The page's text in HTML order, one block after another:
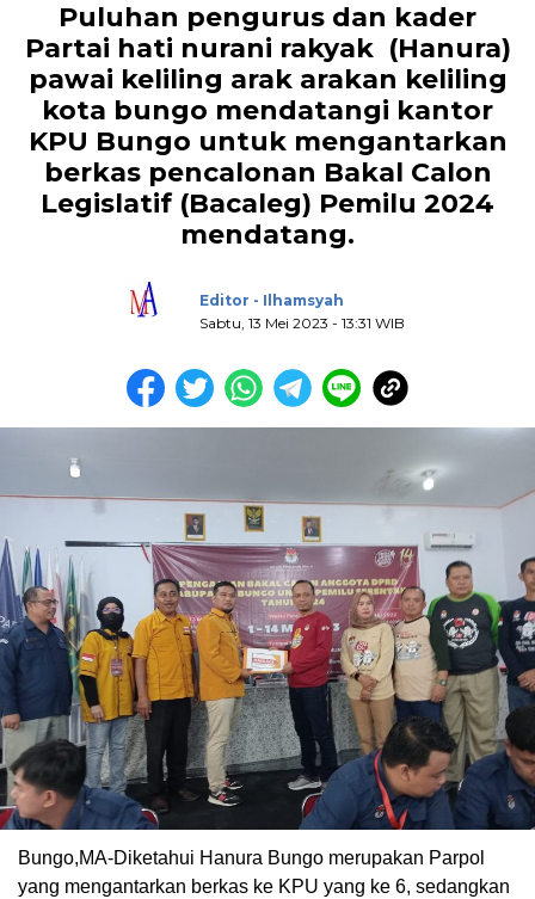
Puluhan pengurus dan kader
Partai hati nurani rakyak (Hanura)
pawai keliling arak arakan keliling
kota bungo mendatangi kantor
KPU Bungo untuk mengantarkan
berkas pencalonan Bakal Calon
Legislatif (Bacaleg) Pemilu 2024
mendatang.
Editor - Ilhamsyah
Sabtu, 13 Mei 2023 - 13:31 WIB
Bungo,MA-Diketahui Hanura Bungo merupakan Parpol
yang mengantarkan berkas ke KPU yang ke 6, sedangkan